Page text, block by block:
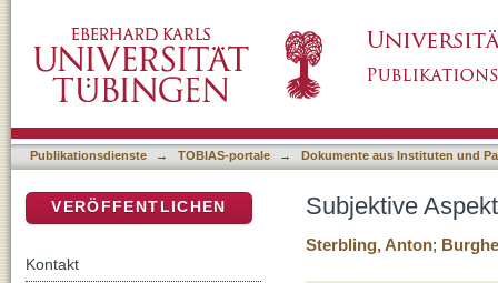
Publikationsdienste → TOBIAS-portale → Dokumente aus Instituten und
Subjektive
Sterbling, Anton;
VERÖFFENTLICHEN
Kontakt